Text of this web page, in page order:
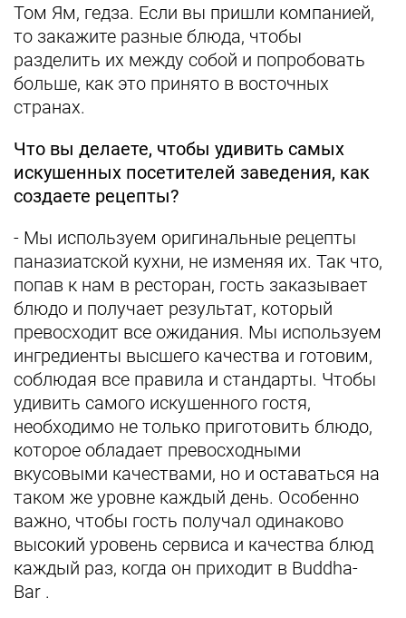
Том Ям, гедза. Если вы пришли компанией,
то закажите разные блюда, чтобы
разделить их между собой и попробовать
больше, как это принято в восточных
странах.
Что вы делаете, чтобы удивить самых
искушенных посетителей заведения, как
создаете рецепты?
- Мы используем оригинальные рецепты
паназиатской кухни, не изменяя их. Так что,
попав к нам в ресторан, гость заказывает
блюдо и получает результат, который
превосходит все ожидания. Мы используем
ингредиенты высшего качества и готовим,
соблюдая все правила и стандарты. Чтобы
удивить самого искушенного гостя,
необходимо не только приготовить блюдо,
которое обладает превосходными
вкусовыми качествами, но и оставаться на
таком же уровне каждый день. Особенно
важно, чтобы гость получал одинаково
высокий уровень сервиса и качества блюд
каждый раз, когда он приходит в Buddha-
Bar .